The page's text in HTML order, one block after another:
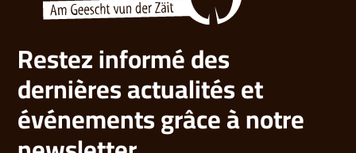
Restez informé des
dernières actualités et
événements grâce à notre